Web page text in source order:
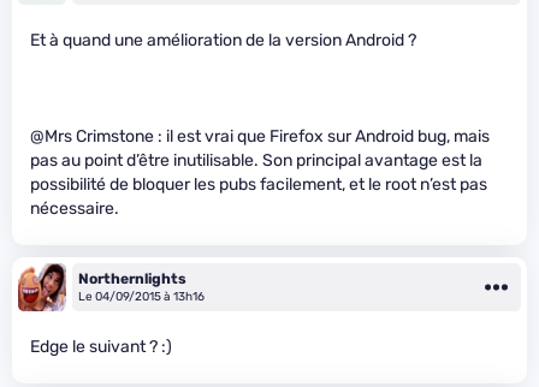
Et à quand une amélioration de la version Android ?
@Mrs Crimstone : il est vrai que Firefox sur Android bug, mais
pas au point d’être inutilisable. Son principal avantage est la
possibilité de bloquer les pubs facilement, et le root n’est pas
nécessaire.
Northernlights
Le 04/09/2015 à 13h16
Edge le suivant ? :)